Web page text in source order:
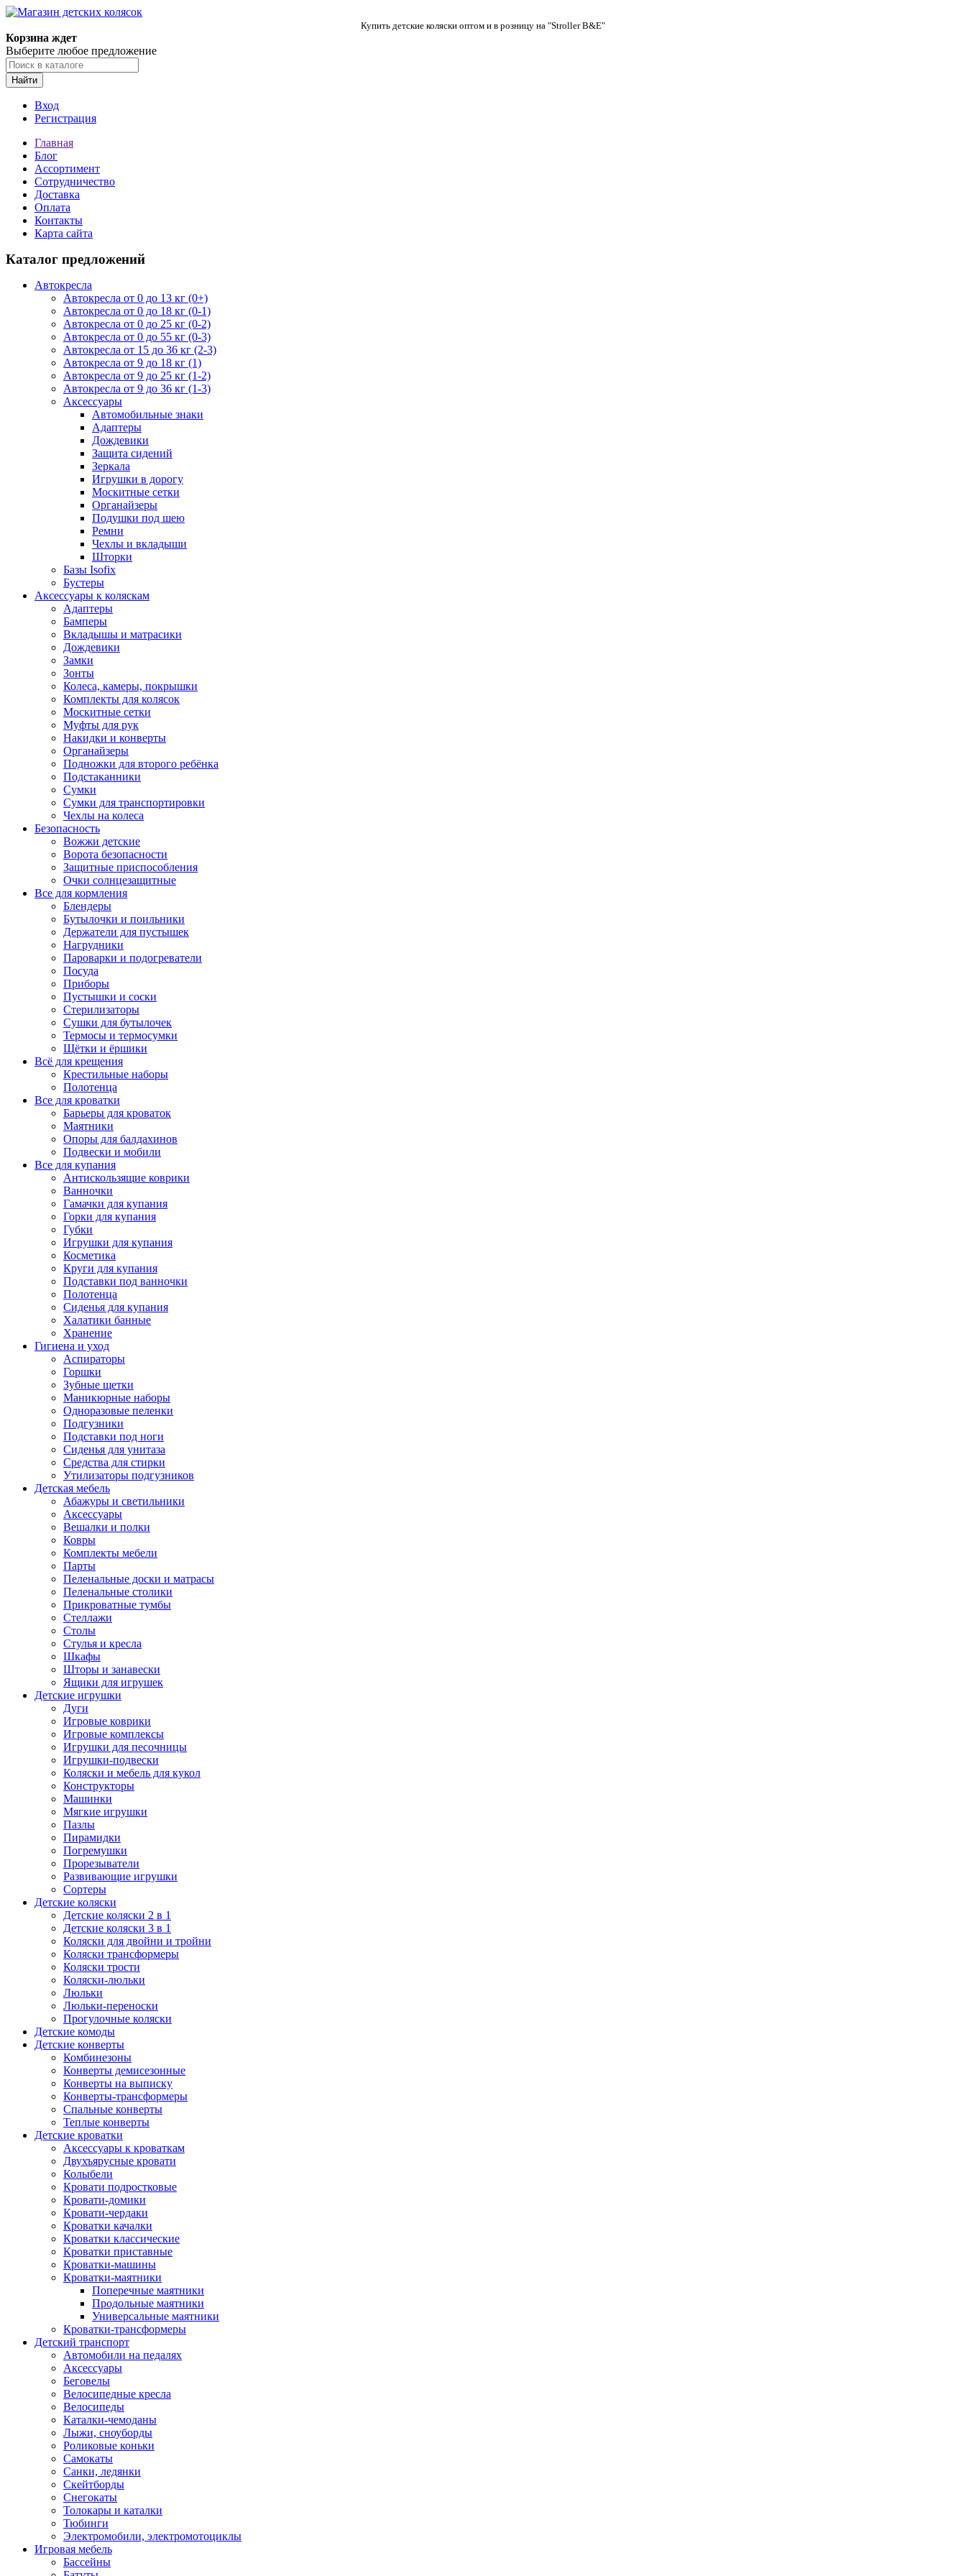
Купить детские коляски оптом и в розницу на "Stroller B&E"
Корзина ждет
Выберите любое предложение
Найти
Вход
Регистрация
Главная
Блог
Ассортимент
Сотрудничество
Доставка
Оплата
Контакты
Карта сайта
Каталог предложений
Автокресла
Автокресла от 0 до 13 кг (0+)
Автокресла от 0 до 18 кг (0-1)
Автокресла от 0 до 25 кг (0-2)
Автокресла от 0 до 55 кг (0-3)
Автокресла от 15 до 36 кг (2-3)
Автокресла от 9 до 18 кг (1)
Автокресла от 9 до 25 кг (1-2)
Автокресла от 9 до 36 кг (1-3)
Аксессуары
Автомобильные знаки
Адаптеры
Дождевики
Защита сидений
Зеркала
Игрушки в дорогу
Москитные сетки
Органайзеры
Подушки под шею
Ремни
Чехлы и вкладыши
Шторки
Базы Isofix
Бустеры
Аксессуары к коляскам
Адаптеры
Бамперы
Вкладышы и матрасики
Дождевики
Замки
Зонты
Колеса, камеры, покрышки
Комплекты для колясок
Москитные сетки
Муфты для рук
Накидки и конверты
Органайзеры
Подножки для второго ребёнка
Подстаканники
Сумки
Сумки для транспортировки
Чехлы на колеса
Безопасность
Вожжи детские
Ворота безопасности
Защитные приспособления
Очки солнцезащитные
Все для кормления
Блендеры
Бутылочки и поильники
Держатели для пустышек
Нагрудники
Пароварки и подогреватели
Посуда
Приборы
Пустышки и соски
Стерилизаторы
Сушки для бутылочек
Термосы и термосумки
Щётки и ёршики
Всё для крещения
Крестильные наборы
Полотенца
Все для кроватки
Барьеры для кроваток
Маятники
Опоры для балдахинов
Подвески и мобили
Все для купания
Антискользящие коврики
Ванночки
Гамачки для купания
Горки для купания
Губки
Игрушки для купания
Косметика
Круги для купания
Подставки под ванночки
Полотенца
Сиденья для купания
Халатики банные
Хранение
Гигиена и уход
Аспираторы
Горшки
Зубные щетки
Маникюрные наборы
Одноразовые пеленки
Подгузники
Подставки под ноги
Сиденья для унитаза
Средства для стирки
Утилизаторы подгузников
Детская мебель
Абажуры и светильники
Аксессуары
Вешалки и полки
Ковры
Комплекты мебели
Парты
Пеленальные доски и матрасы
Пеленальные столики
Прикроватные тумбы
Стеллажи
Столы
Стулья и кресла
Шкафы
Шторы и занавески
Ящики для игрушек
Детские игрушки
Дуги
Игровые коврики
Игровые комплексы
Игрушки для песочницы
Игрушки-подвески
Коляски и мебель для кукол
Конструкторы
Машинки
Мягкие игрушки
Пазлы
Пирамидки
Погремушки
Прорезыватели
Развивающие игрушки
Сортеры
Детские коляски
Детские коляски 2 в 1
Детские коляски 3 в 1
Коляски для двойни и тройни
Коляски трансформеры
Коляски трости
Коляски-люльки
Люльки
Люльки-переноски
Прогулочные коляски
Детские комоды
Детские конверты
Комбинезоны
Конверты демисезонные
Конверты на выписку
Конверты-трансформеры
Спальные конверты
Теплые конверты
Детские кроватки
Аксессуары к кроваткам
Двухъярусные кровати
Колыбели
Кровати подростковые
Кровати-домики
Кровати-чердаки
Кроватки качалки
Кроватки классические
Кроватки приставные
Кроватки-машины
Кроватки-маятники
Поперечные маятники
Продольные маятники
Универсальные маятники
Кроватки-трансформеры
Детский транспорт
Автомобили на педалях
Аксессуары
Беговелы
Велосипедные кресла
Велосипеды
Каталки-чемоданы
Лыжи, сноуборды
Роликовые коньки
Самокаты
Санки, ледянки
Скейтборды
Снегокаты
Толокары и каталки
Тюбинги
Электромобили, электромотоциклы
Игровая мебель
Бассейны